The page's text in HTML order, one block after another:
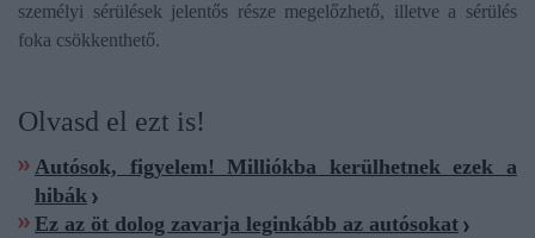
személyi sérülések jelentős része megelőzhető, illetve a sérülés
foka csökkenthető.
Olvasd el ezt is!
Autósok, figyelem! Milliókba kerülhetnek ezek a
hibák
Ez az öt dolog zavarja leginkább az autósokat